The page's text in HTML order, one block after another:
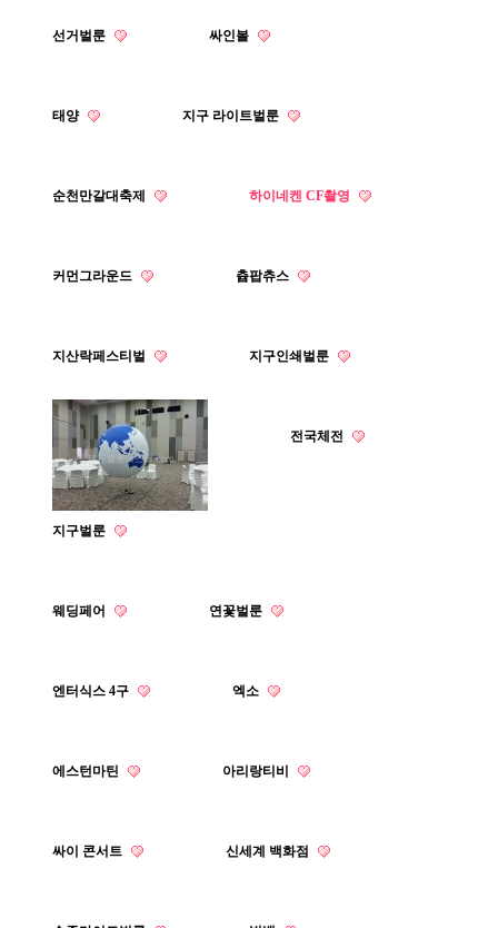
선거벌룬 싸인볼
태양 지구 라이트벌룬
순천만갈대축제 하이네켄 CF촬영
커먼그라운드 츕팝츄스
지산락페스티벌 지구인쇄벌룬
지구벌룬
전국체전
웨딩페어 연꽃벌룬
엔터식스 4구 엑소
에스턴마틴 아리랑티비
싸이 콘서트 신세계 백화점